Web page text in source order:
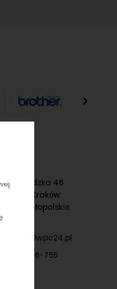
Gromadzka 46
30-719 Kraków
woj. małopolskie
sklep@wpc24.pl
660-776-755